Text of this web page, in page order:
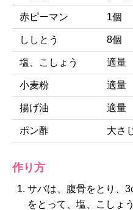
赤ピーマン 1個
ししとう 8個
塩、こしょう 適量
小麦粉 適量
揚げ油 適量
ポン酢 大さ
作り方
サバは、腹骨をとり、
をとって、塩、こしょ